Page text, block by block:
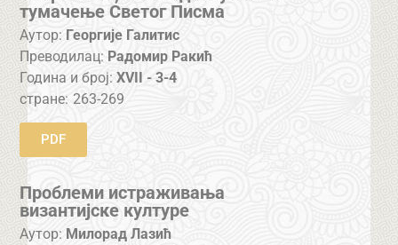
тумачење Светог Писма
Аутор: Георгије Галитис
Преводилац: Радомир Ракић
Година и број:XVII - 3-4
стране: 263-269
PDF
Проблеми истраживања
византијске културе
Аутор: Милорад Лазић